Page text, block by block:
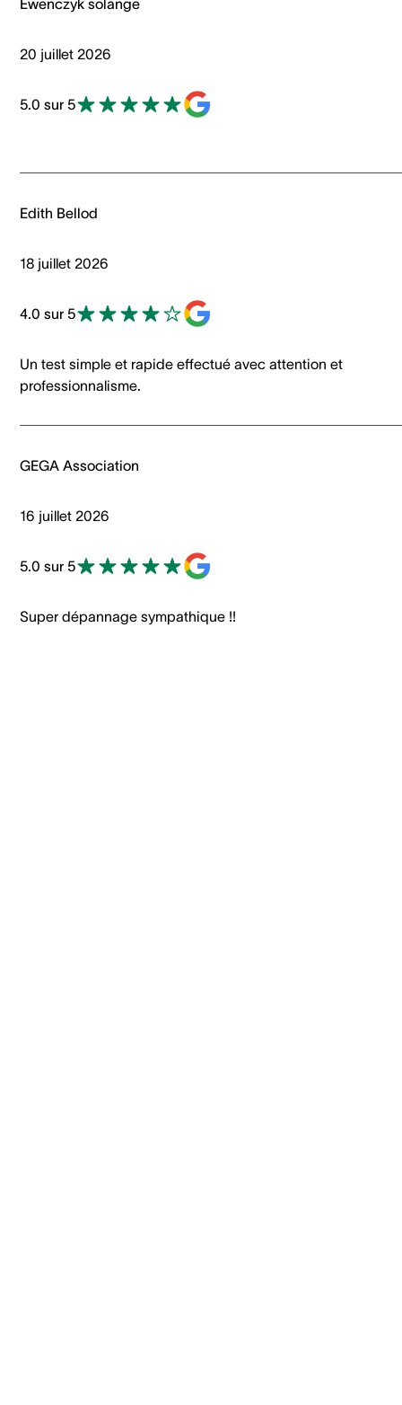
Ewenczyk solange
20 juillet 2026
5.0 sur 5
Edith Bellod
18 juillet 2026
4.0 sur 5
Un test simple et rapide effectué avec attention et
professionnalisme.
GEGA Association
16 juillet 2026
5.0 sur 5
Super dépannage sympathique !!